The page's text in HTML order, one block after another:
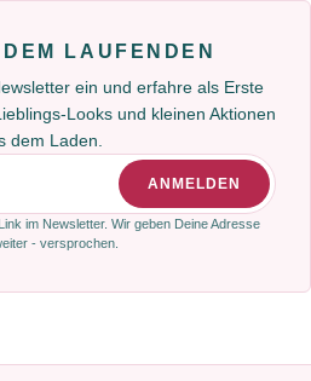
LAUFENDEN
ein und erfahre als Erste
Looks und kleinen Aktionen
dem Laden.
ANMELDEN
im Newsletter. Wir geben Deine Adresse
- versprochen.